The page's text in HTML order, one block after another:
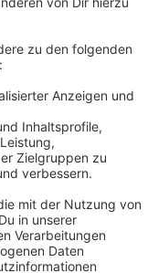
Angebote“ sollen
heißt es in
soll so
Gerade die
um eine
Eine
könnten von den
werden, die sie
schlägt